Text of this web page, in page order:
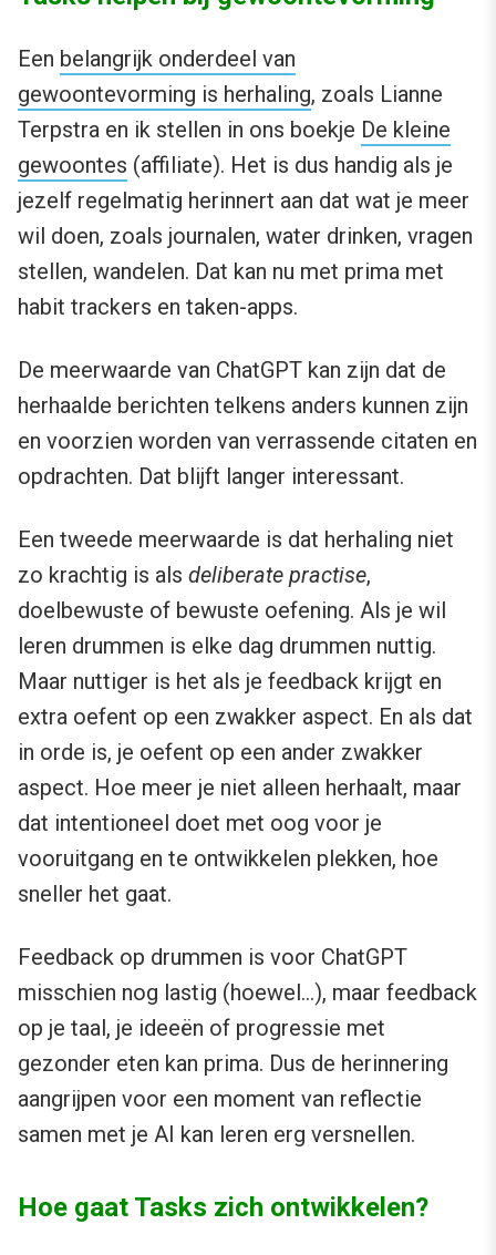
Een belangrijk onderdeel van
gewoontevorming is herhaling, zoals Lianne
Terpstra en ik stellen in ons boekje De kleine
gewoontes (affiliate). Het is dus handig als je
jezelf regelmatig herinnert aan dat wat je meer
wil doen, zoals journalen, water drinken, vragen
stellen, wandelen. Dat kan nu met prima met
habit trackers en taken-apps.
De meerwaarde van ChatGPT kan zijn dat de
herhaalde berichten telkens anders kunnen zijn
en voorzien worden van verrassende citaten en
opdrachten. Dat blijft langer interessant.
Een tweede meerwaarde is dat herhaling niet
zo krachtig is als deliberate practise,
doelbewuste of bewuste oefening. Als je wil
leren drummen is elke dag drummen nuttig.
Maar nuttiger is het als je feedback krijgt en
extra oefent op een zwakker aspect. En als dat
in orde is, je oefent op een ander zwakker
aspect. Hoe meer je niet alleen herhaalt, maar
dat intentioneel doet met oog voor je
vooruitgang en te ontwikkelen plekken, hoe
sneller het gaat.
Feedback op drummen is voor ChatGPT
misschien nog lastig (hoewel…), maar feedback
op je taal, je ideeën of progressie met
gezonder eten kan prima. Dus de herinnering
aangrijpen voor een moment van reflectie
samen met je AI kan leren erg versnellen.
Hoe gaat Tasks zich ontwikkelen?